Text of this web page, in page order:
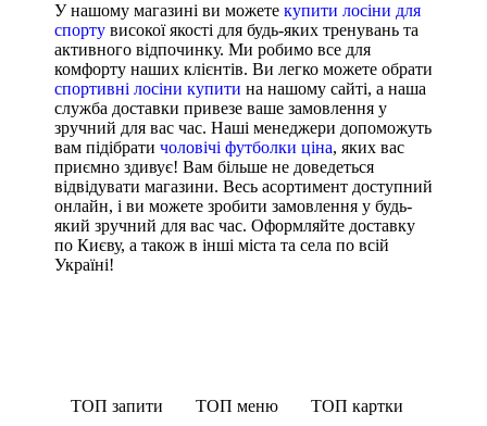
У нашому магазині ви можете купити лосіни для
спорту високої якості для будь-яких тренувань та
активного відпочинку. Ми робимо все для
комфорту наших клієнтів. Ви легко можете обрати
спортивні лосіни купити на нашому сайті, а наша
служба доставки привезе ваше замовлення у
зручний для вас час. Наші менеджери допоможуть
вам підібрати чоловічі футболки ціна, яких вас
приємно здивує! Вам більше не доведеться
відвідувати магазини. Весь асортимент доступний
онлайн, і ви можете зробити замовлення у будь-
який зручний для вас час. Оформляйте доставку
по Києву, а також в інші міста та села по всій
Україні!
ТОП запити ТОП меню
ТОП картки